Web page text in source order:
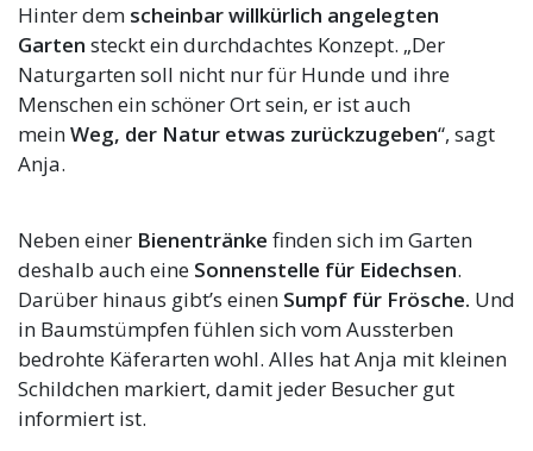
Hinter dem scheinbar willkürlich angelegten
Garten steckt ein durchdachtes Konzept. „Der
Naturgarten soll nicht nur für Hunde und ihre
Menschen ein schöner Ort sein, er ist auch
meinWeg, der Natur etwas zurückzugeben“, sagt
Anja.
Neben einer Bienentränke finden sich im Garten
deshalb auch eine Sonnenstelle für Eidechsen.
Darüber hinaus gibt’s einen Sumpf für Frösche. Und
in Baumstümpfen fühlen sich vom Aussterben
bedrohte Käferarten wohl. Alles hat Anja mit kleinen
Schildchen markiert, damit jeder Besucher gut
informiert ist.